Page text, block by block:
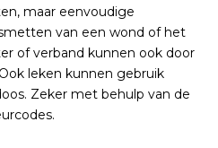
maar eenvoudige
van een wond of het
of verband kunnen ook door
leken kunnen gebruik
Zeker met behulp van de